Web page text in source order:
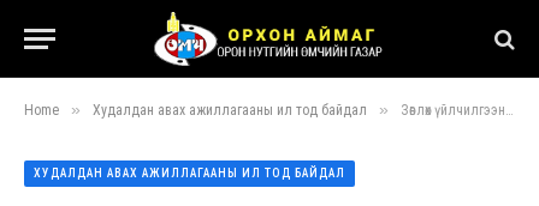
Home » Худалдан авах ажиллагааны ил тод байдал » Зөвлөх үйлчилгээний тухай зарлал
ХУДАЛДАН АВАХ АЖИЛЛАГААНЫ ИЛ ТОД БАЙДАЛ